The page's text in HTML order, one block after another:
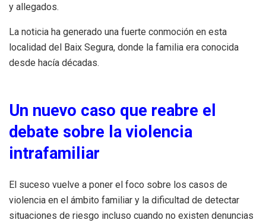
y allegados.
La noticia ha generado una fuerte conmoción en esta
localidad del Baix Segura, donde la familia era conocida
desde hacía décadas.
Un nuevo caso que reabre el
debate sobre la violencia
intrafamiliar
El suceso vuelve a poner el foco sobre los casos de
violencia en el ámbito familiar y la dificultad de detectar
situaciones de riesgo incluso cuando no existen denuncias